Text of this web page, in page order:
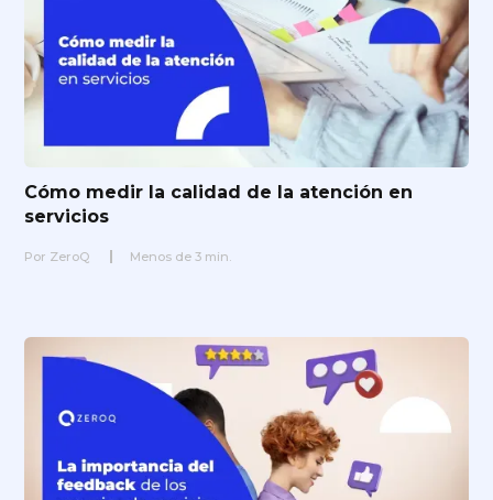
Cómo medir la calidad de la atención en
servicios
Por ZeroQ Menos de 3 min.